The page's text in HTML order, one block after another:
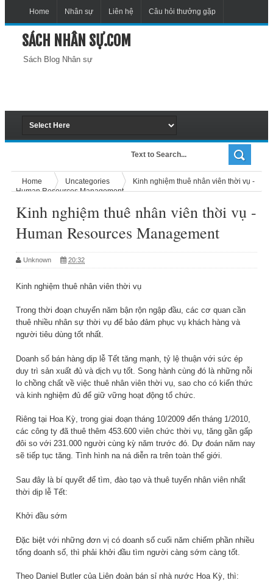
Home Nhân sự Liên hệ Câu hỏi thưởng gặp
SÁCH NHÂN SỰ.COM
Sách Blog Nhân sự
Home Uncategories
Kinh nghiệm thuê nhân viên thời vụ -
Human Resources Management
Kinh nghiệm thuê nhân viên thời vụ -
Human Resources Management
Unknown 20:32
Kinh nghiệm thuê nhân viên thời vụ
Trong thời đoạn chuyển năm bận rộn ngập đầu, các cơ quan cần
thuê nhiều nhân sự thời vụ để bảo đảm phục vụ khách hàng và
người tiêu dùng tốt nhất.
Doanh số bán hàng dịp lễ Tết tăng mạnh, tỷ lệ thuận với sức ép
duy trì sản xuất đủ và dịch vụ tốt. Song hành cùng đó là những nỗi
lo chồng chất về việc thuê nhân viên thời vụ, sao cho có kiến thức
và kinh nghiệm đủ để giữ vững hoạt động tổ chức.
Riêng tại Hoa Kỳ, trong giai đoạn tháng 10/2009 đến tháng 1/2010,
các công ty đã thuê thêm 453.600 viên chức thời vụ, tăng gần gấp
đôi so với 231.000 người cùng kỳ năm trước đó. Dự đoán năm nay
sẽ tiếp tục tăng. Tình hình na ná diễn ra trên toàn thế giới.
Sau đây là bí quyết để tìm, đào tạo và thuê tuyển nhân viên nhất
thời dịp lễ Tết:
Khởi đầu sớm
Đặc biệt với những đơn vị có doanh số cuối năm chiếm phần nhiều
tổng doanh số, thì phải khởi đầu tìm người càng sớm càng tốt.
Theo Daniel Butler của Liên đoàn bán sỉ nhà nước Hoa Kỳ, thì: